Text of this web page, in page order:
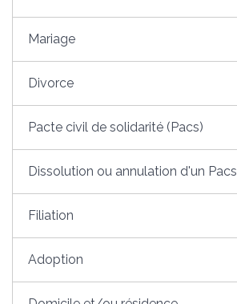
Mariage
Divorce
Pacte civil de solidarité (Pacs)
Dissolution ou annulation d'un Pacs
Filiation
Adoption